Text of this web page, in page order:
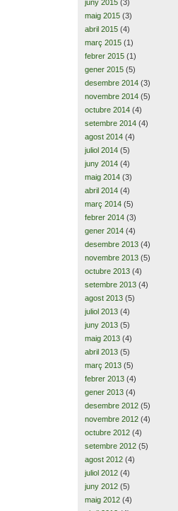
juny 2015 (3)
maig 2015 (3)
abril 2015 (4)
març 2015 (1)
febrer 2015 (1)
gener 2015 (5)
desembre 2014 (3)
novembre 2014 (5)
octubre 2014 (4)
setembre 2014 (4)
agost 2014 (4)
juliol 2014 (5)
juny 2014 (4)
maig 2014 (3)
abril 2014 (4)
març 2014 (5)
febrer 2014 (3)
gener 2014 (4)
desembre 2013 (4)
novembre 2013 (5)
octubre 2013 (4)
setembre 2013 (4)
agost 2013 (5)
juliol 2013 (4)
juny 2013 (5)
maig 2013 (4)
abril 2013 (5)
març 2013 (5)
febrer 2013 (4)
gener 2013 (4)
desembre 2012 (5)
novembre 2012 (4)
octubre 2012 (4)
setembre 2012 (5)
agost 2012 (4)
juliol 2012 (4)
juny 2012 (5)
maig 2012 (4)